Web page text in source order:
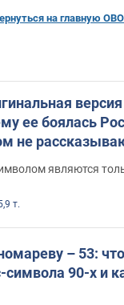
на главную
ее боялась
не
являются
т.
– 53:
символа 90-х и